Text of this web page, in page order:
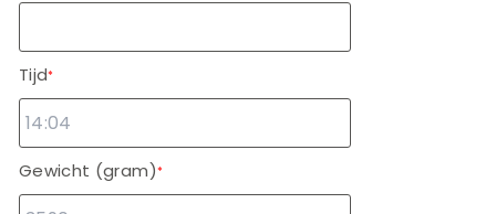
Tijd*
Gewicht (gram)*